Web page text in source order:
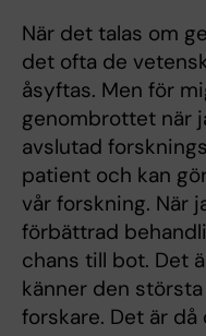
När det talas om
det ofta de
åsyftas. Men för
genombrottet när
avslutad
patient och kan
vår forskning. När
förbättrad
chans till bot. Det
känner den
forskare. Det är då